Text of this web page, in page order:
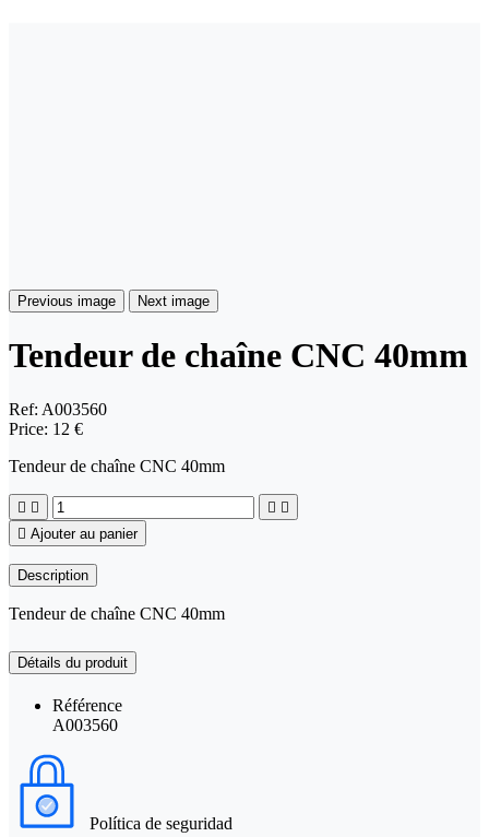
Previous image Next image
Tendeur de chaîne CNC 40mm
Ref: A003560
Price: 12 €
Tendeur de chaîne CNC 40mm
   
 Ajouter au panier
Description
Tendeur de chaîne CNC 40mm
Détails du produit
Référence
A003560
Política de seguridad